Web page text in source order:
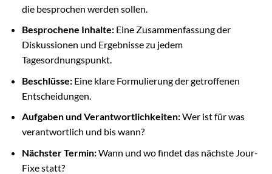
die besprochen werden sollen.
Besprochene Inhalte:Eine Zusammenfassung der
Diskussionen und Ergebnisse zu jedem
Tagesordnungspunkt.
Beschlüsse:Eine klare Formulierung der getroffenen
Entscheidungen.
Aufgaben und Verantwortlichkeiten:Wer ist für was
verantwortlich und bis wann?
Nächster Termin:Wann und wo findet das nächste Jour-
Fixe statt?